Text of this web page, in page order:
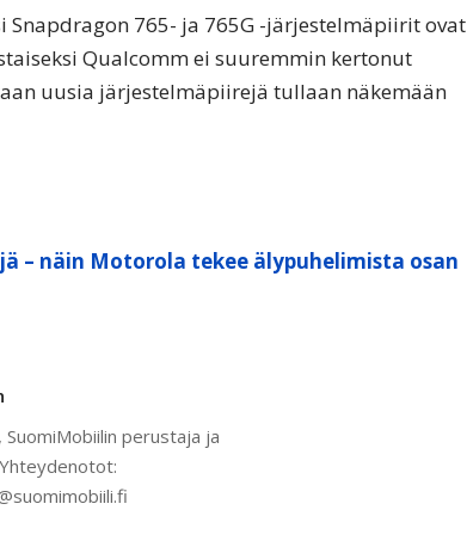
765- ja 765G -järjestelmäpiirit ovat
Qualcomm ei suuremmin kertonut
uusia järjestelmäpiirejä tullaan näkemään
– näin Motorola tekee älypuhelimista osan
SuomiMobiilin perustaja ja